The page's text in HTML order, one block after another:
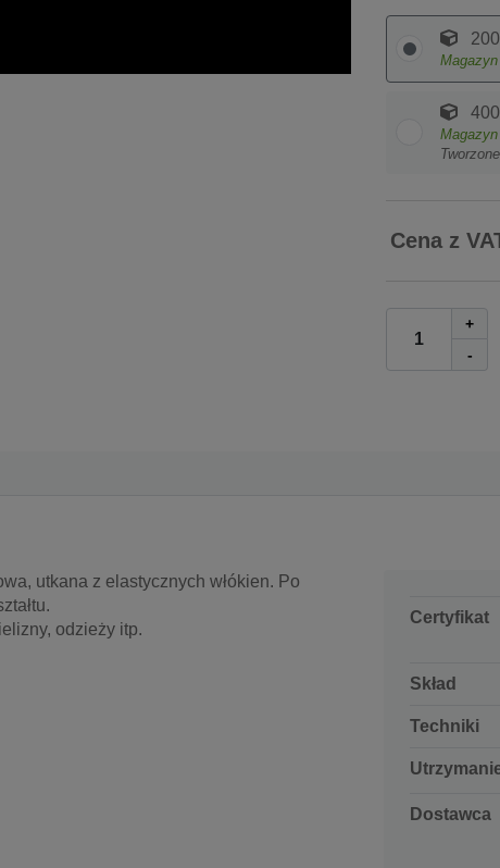
Magazyn
Magazyn
Cena z
+
-
utkana z elastycznych włókien. Po
odzieży itp.
Certyfikat
Skład
Techniki
Dostawca